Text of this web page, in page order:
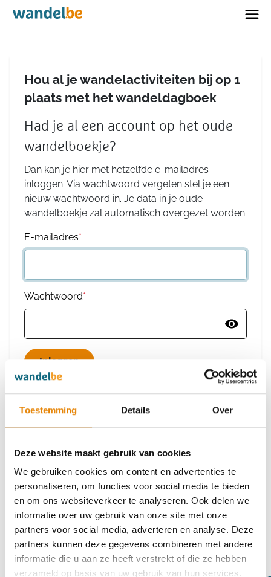
Toestemming Details Over
Deze website maakt gebruik van cookies
We gebruiken cookies om content en advertenties te
personaliseren, om functies voor social media te bieden
en om ons websiteverkeer te analyseren. Ook delen we
informatie over uw gebruik van onze site met onze
partners voor social media, adverteren en analyse. Deze
partners kunnen deze gegevens combineren met andere
informatie die u aan ze heeft verstrekt of die ze hebben
verzameld op basis van uw gebruik van hun services.
Home
Hou al je wandelactiviteiten bij op 1
plaats met het wandeldagboek
Had je al een account op het oude
wandelboekje?
Dan kan je hier met hetzelfde e-mailadres
inloggen. Via wachtwoord vergeten stel je een
nieuw wachtwoord in. Je data in je oude
wandelboekje zal automatisch overgezet worden.
E-mailadres*
Wachtwoord*
Heb je nog geen account?
Maak dan een nieuw account aan
Maak een nieuw account aan
Vind je je weg niet goed in het wandeldagboek?
Raadpleeg dan hier de handleiding.